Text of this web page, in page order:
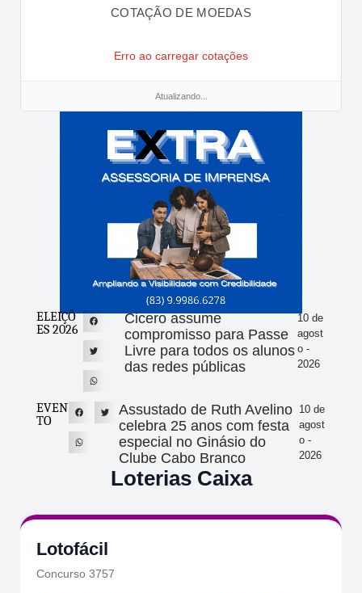
COTAÇÃO DE MOEDAS
Erro ao carregar cotações
Atualizando...
ELEIÇÕ
ES 2026
Cicero assume
compromisso para Passe
Livre para todos os alunos
das redes públicas
10 de
agost
o -
2026
EVEN
TO
Assustado de Ruth Avelino
celebra 25 anos com festa
especial no Ginásio do
Clube Cabo Branco
10 de
agost
o -
2026
Loterias Caixa
Lotofácil
Concurso 3757